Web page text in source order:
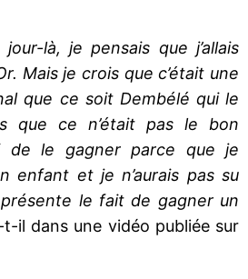
là, je pensais que j’allais
Mais je crois que c’était une
que ce soit Dembélé qui le
que ce n’était pas le bon
de le gagner parce que je
enfant et je n’aurais pas su
le fait de gagner un
t-il dans une vidéo publiée sur